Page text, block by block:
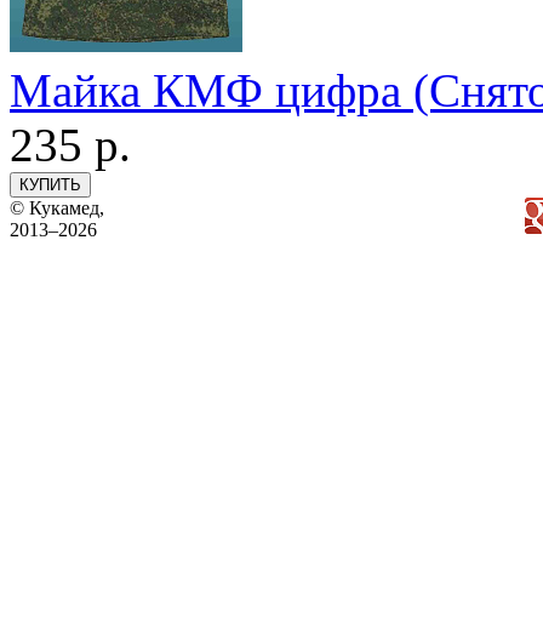
Майка КМФ цифра (Снято
235 р.
© Кукамед,
2013–2026